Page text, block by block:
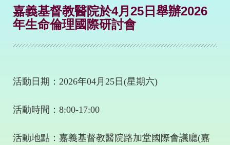
嘉義基督教醫院於4月25日舉辦2026
年生命倫理國際研討會
活動日期： 2026年04月 25 日 (星期六)
活動時間： 8:00-17:00
活動地點：嘉義基督教醫院路加堂國際會議廳(嘉